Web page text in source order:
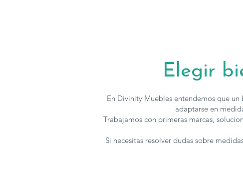
Elegir
En Divinity Muebles entendemos que
adaptarse en
Trabajamos con primeras marcas,
Si necesitas resolver dudas sobre